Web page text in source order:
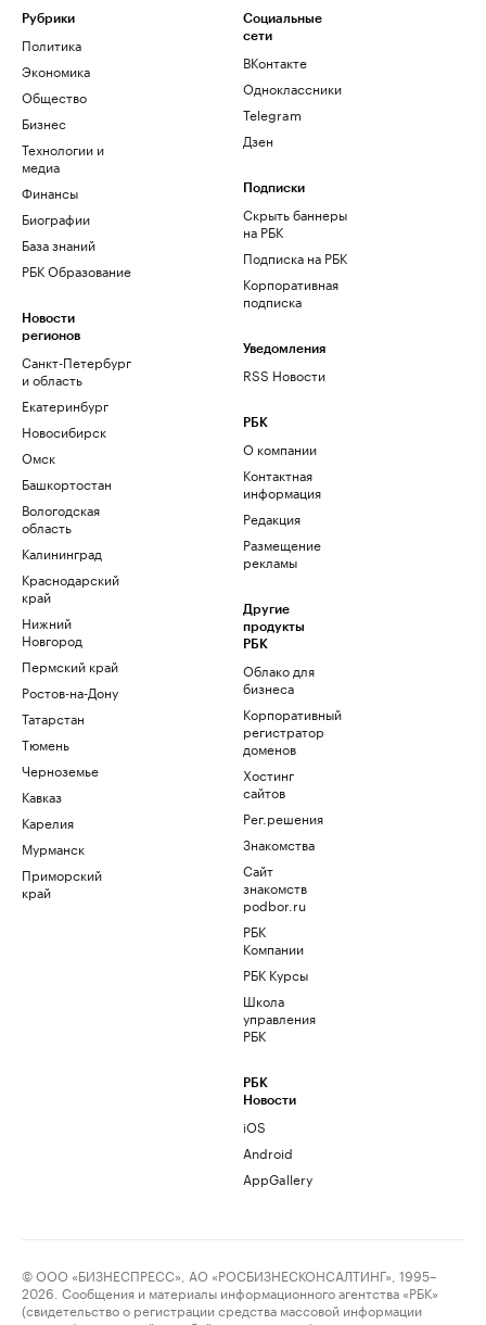
Рубрики
Политика
Экономика
Общество
Бизнес
Технологии и
медиа
Финансы
Биографии
База знаний
РБК Образование
Новости
регионов
Санкт-Петербург
и область
Екатеринбург
Новосибирск
Омск
Башкортостан
Вологодская
область
Калининград
Краснодарский
край
Нижний
Новгород
Пермский край
Ростов-на-Дону
Татарстан
Тюмень
Черноземье
Кавказ
Карелия
Мурманск
Приморский
край
Социальные
сети
ВКонтакте
Одноклассники
Telegram
Дзен
Подписки
Скрыть баннеры
на РБК
Подписка на РБК
Корпоративная
подписка
Уведомления
RSS Новости
РБК
О компании
Контактная
информация
Редакция
Размещение
рекламы
Другие
продукты
РБК
Облако для
бизнеса
Корпоративный
регистратор
доменов
Хостинг
сайтов
Рег.решения
Знакомства
Сайт
знакомств
podbor.ru
РБК
Компании
РБК Курсы
Школа
управления
РБК
РБК
Новости
iOS
Android
AppGallery
© ООО «БИЗНЕСПРЕСС», АО «РОСБИЗНЕСКОНСАЛТИНГ», 1995–
2026. Сообщения и материалы информационного агентства «РБК»
(свидетельство о регистрации средства массовой информации